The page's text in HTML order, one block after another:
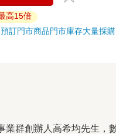
高15倍
預訂門市商品門市庫存大量採購